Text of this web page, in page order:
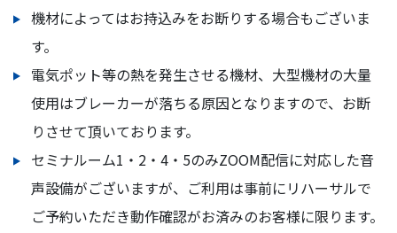
機材によってはお持込みをお断りする場合もございま
す。
電気ポット等の熱を発生させる機材、大型機材の大量
使用はブレーカーが落ちる原因となりますので、お断
りさせて頂いております。
セミナルーム1・2・4・5のみZOOM配信に対応した音
声設備がございますが、ご利用は事前にリハーサルで
ご予約いただき動作確認がお済みのお客様に限ります。